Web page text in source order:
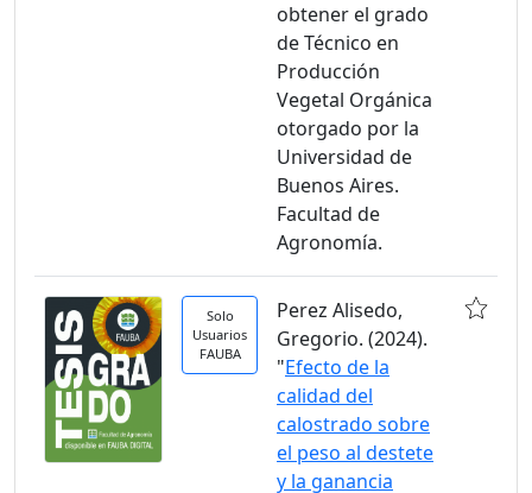
obtener el grado
de Técnico en
Producción
Vegetal Orgánica
otorgado por la
Universidad de
Buenos Aires.
Facultad de
Agronomía.
Solo
Usuarios
FAUBA
Perez Alisedo,
Gregorio. (2024).
"Efecto de la
calidad del
calostrado sobre
el peso al destete
y la ganancia